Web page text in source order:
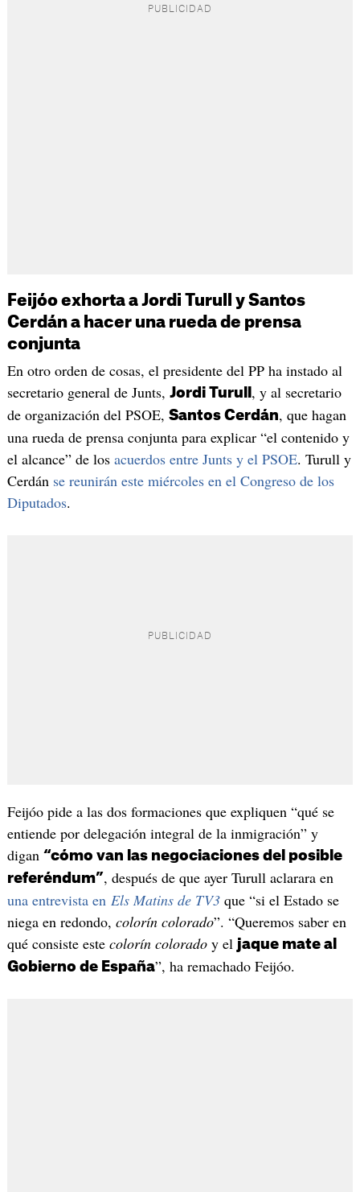
Feijóo exhorta a Jordi Turull y Santos
Cerdán a hacer una rueda de prensa
conjunta
En otro orden de cosas, el presidente del PP ha instado al
secretario general de Junts, Jordi Turull , y al secretario
de organización del PSOE, Santos Cerdán, que hagan
una rueda de prensa conjunta para explicar “el contenido y
el alcance” de los acuerdos entre Junts y el PSOE. Turull y
Cerdán se reunirán este miércoles en el Congreso de los
Diputados.
Feijóo pide a las dos formaciones que expliquen “qué se
entiende por delegación integral de la inmigración” y
digan “cómo van las negociaciones del posible
referéndum”, después de que ayer Turull aclarara en
una entrevista en Els Matins de TV3que “si el Estado se
niega en redondo, colorín colorado”. “Queremos saber en
qué consiste este colorín coloradoy el jaque mate al
Gobierno de España”, ha remachado Feijóo.